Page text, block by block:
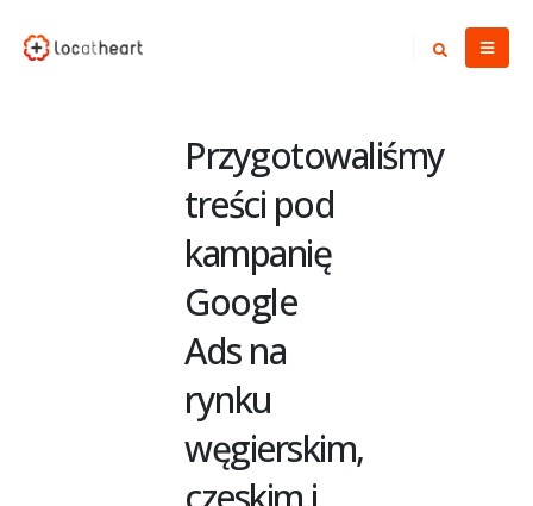
Przygotowaliśmy
treści pod
kampanię
Google
Ads na
rynku
węgierskim,